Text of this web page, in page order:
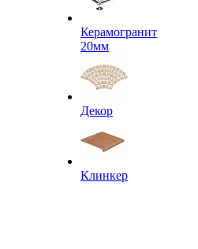
Керамогранит
20мм
Декор
Клинкер